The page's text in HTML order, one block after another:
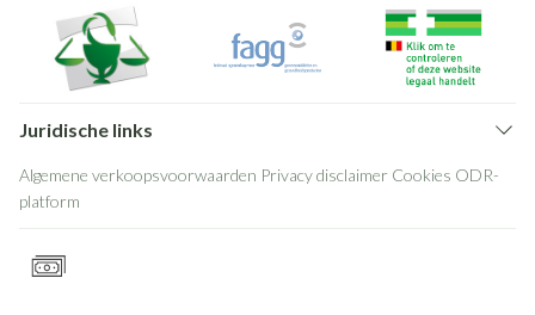
Juridische links
Algemene verkoopsvoorwaarden Privacy disclaimer Cookies ODR-
platform